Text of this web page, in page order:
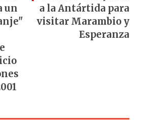
un
a la Antártida para
visitar Marambio y
Esperanza